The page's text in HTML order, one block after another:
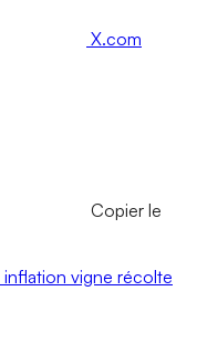
X.com
Copier le
inflation vigne récolte